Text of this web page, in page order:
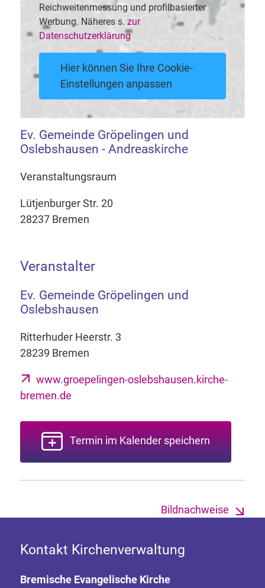
Reichweitenmessung und profilbasierter
Werbung. Näheres s. zur
Datenschutzerklärung
Hier können Sie Ihre Cookie-
Einstellungen anpassen
Ev. Gemeinde Gröpelingen und
Oslebshausen - Andreaskirche
Veranstaltungsraum
Lütjenburger Str. 20
28237 Bremen
Veranstalter
Ev. Gemeinde Gröpelingen und
Oslebshausen
Ritterhuder Heerstr. 3
28239 Bremen
www.groepelingen-oslebshausen.kirche-
bremen.de
Termin im Kalender speichern
Bildnachweise
Kontakt Kirchenverwaltung
Bremische Evangelische Kirche